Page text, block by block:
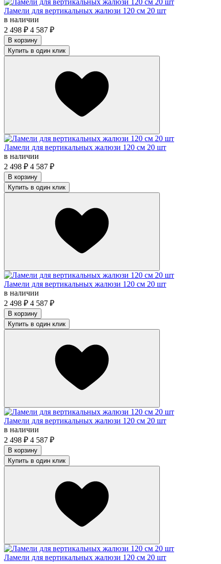
Ламели для вертикальных жалюзи 120 см 20 шт
в наличии
2 498 ₽ 4 587 ₽
В корзину
Купить в один клик
Ламели для вертикальных жалюзи 120 см 20 шт
в наличии
2 498 ₽ 4 587 ₽
В корзину
Купить в один клик
Ламели для вертикальных жалюзи 120 см 20 шт
в наличии
2 498 ₽ 4 587 ₽
В корзину
Купить в один клик
Ламели для вертикальных жалюзи 120 см 20 шт
в наличии
2 498 ₽ 4 587 ₽
В корзину
Купить в один клик
Ламели для вертикальных жалюзи 120 см 20 шт